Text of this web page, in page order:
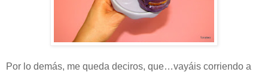
Por lo demás, me queda deciros, que…vayáis corriendo a